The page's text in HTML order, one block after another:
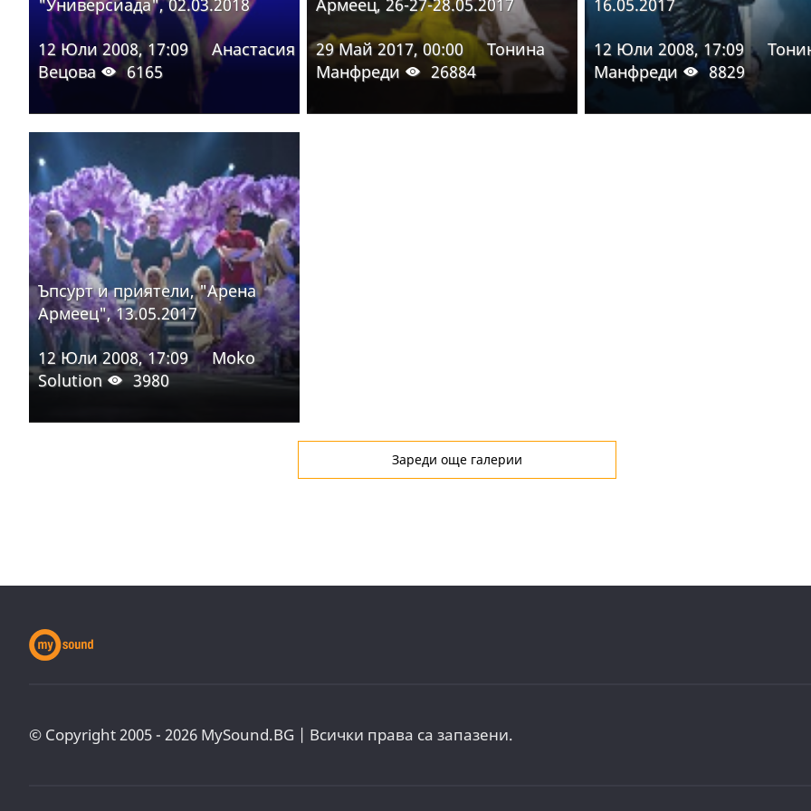
"Универсиада", 02.03.2018
12 Юли 2008, 17:09
Анастасия
Вецова
6165
Армеец, 26-27-28.05.2017
29 Май 2017, 00:00
Тонина
Манфреди
26884
16.05.2017
12 Юли 2008, 17:09
Манфреди
8829
Ъпсурт и приятели, "Арена
Армеец", 13.05.2017
12 Юли 2008, 17:09
Moko
Solution
3980
Зареди още галерии
© Copyright 2005 - 2026 MySound.BG | Всички права са запазени.